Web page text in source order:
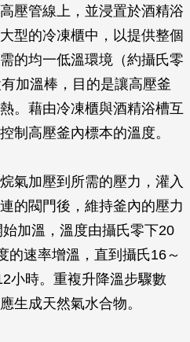
壓管線上，並浸置於酒精浴
型的冷凍櫃中，以提供整個
的均一低溫環境（約攝氏零
加溫棒，目的是讓高壓釜
。藉由冷凍櫃與酒精浴槽互
制高壓釜內標本的溫度。
氣加壓到所需的壓力，灌入
的閥門後，維持釜內的壓力
加溫，溫度由攝氏零下20
的速率增溫，直到攝氏16～
小時。重複升降溫步驟數
生成天然氣水合物。